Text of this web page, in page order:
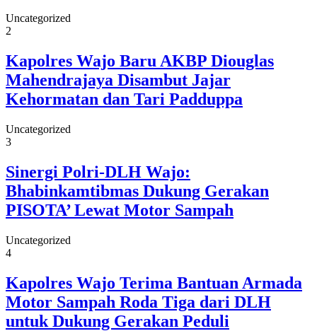
Uncategorized
2
Kapolres Wajo Baru AKBP Diouglas
Mahendrajaya Disambut Jajar
Kehormatan dan Tari Padduppa
Uncategorized
3
Sinergi Polri-DLH Wajo:
Bhabinkamtibmas Dukung Gerakan
PISOTA’ Lewat Motor Sampah
Uncategorized
4
Kapolres Wajo Terima Bantuan Armada
Motor Sampah Roda Tiga dari DLH
untuk Dukung Gerakan Peduli